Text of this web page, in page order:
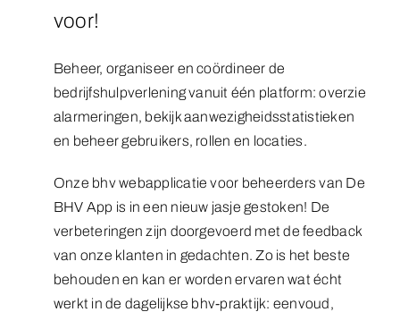
voor!
Beheer, organiseer en coördineer de
bedrijfshulpverlening vanuit één platform: overzie
alarmeringen, bekijk aanwezigheidsstatistieken
en beheer gebruikers, rollen en locaties.
Onze bhv webapplicatie voor beheerders van De
BHV App is in een nieuw jasje gestoken! De
verbeteringen zijn doorgevoerd met de feedback
van onze klanten in gedachten. Zo is het beste
behouden en kan er worden ervaren wat écht
werkt in de dagelijkse bhv-praktijk: eenvoud,